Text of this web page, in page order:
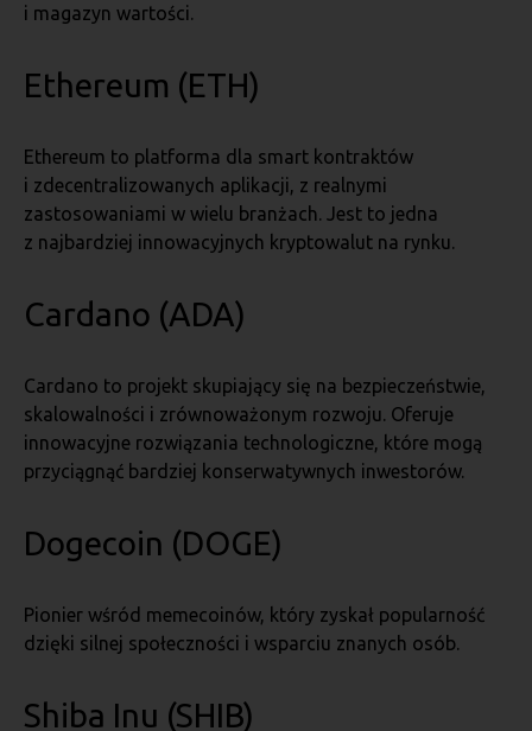
i magazyn wartości.
Ethereum (ETH)
Ethereum to platforma dla smart kontraktów
i zdecentralizowanych aplikacji, z realnymi
zastosowaniami w wielu branżach. Jest to jedna
z najbardziej innowacyjnych kryptowalut na rynku.
Cardano (ADA)
Cardano to projekt skupiający się na bezpieczeństwie,
skalowalności i zrównoważonym rozwoju. Oferuje
innowacyjne rozwiązania technologiczne, które mogą
przyciągnąć bardziej konserwatywnych inwestorów.
Dogecoin (DOGE)
Pionier wśród memecoinów, który zyskał popularność
dzięki silnej społeczności i wsparciu znanych osób.
Shiba Inu (SHIB)